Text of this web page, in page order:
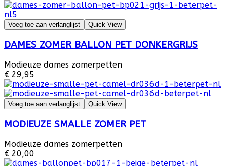
Voeg toe aan verlanglijst Quick View
DAMES ZOMER BALLON PET DONKERGRIJS
Modieuze dames zomerpetten
€ 29,95
Voeg toe aan verlanglijst Quick View
MODIEUZE SMALLE ZOMER PET
Modieuze dames zomerpetten
€ 20,00